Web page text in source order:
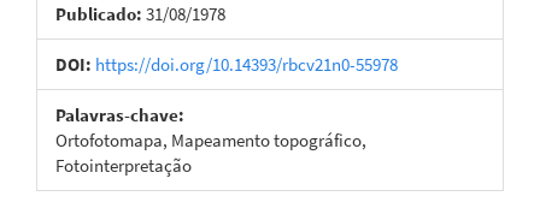
Publicado: 31/08/1978
DOI: https://doi.org/10.14393/rbcv21n0-55978
Palavras-chave:
Ortofotomapa, Mapeamento topográfico,
Fotointerpretação